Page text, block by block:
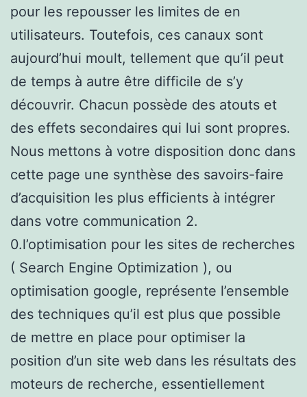
pour les repousser les limites de en
utilisateurs. Toutefois, ces canaux sont
aujourd’hui moult, tellement que qu’il peut
de temps à autre être difficile de s’y
découvrir. Chacun possède des atouts et
des effets secondaires qui lui sont propres.
Nous mettons à votre disposition donc dans
cette page une synthèse des savoirs-faire
d’acquisition les plus efficients à intégrer
dans votre communication 2.
0.l’optimisation pour les sites de recherches
( Search Engine Optimization ), ou
optimisation google, représente l’ensemble
des techniques qu’il est plus que possible
de mettre en place pour optimiser la
position d’un site web dans les résultats des
moteurs de recherche, essentiellement